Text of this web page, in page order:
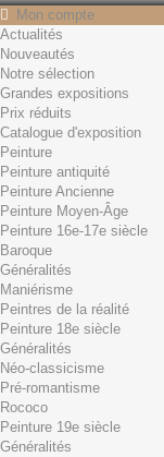
Mon compte
Contact
Français
English
Français
Actualités
Rechercher
Panier (vide)
Aucun produit
0,01€ dès 29€ d'achat
0,00 € Total
Commander
Actualités
Nouveautés
Notre sélection
Grandes expositions
Prix réduits
Catalogue d'exposition
Peinture
Peinture antiquité
Peinture Ancienne
Peinture Moyen-Âge
Peinture 16e-17e siècle
Baroque
Généralités
Maniérisme
Peintres de la réalité
Peinture 18e siècle
Généralités
Néo-classicisme
Pré-romantisme
Rococo
Peinture 19e siècle
Généralités